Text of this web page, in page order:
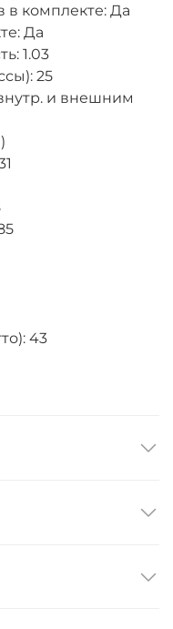
комплекте: Да
Да
1.03
25
и внешним
43